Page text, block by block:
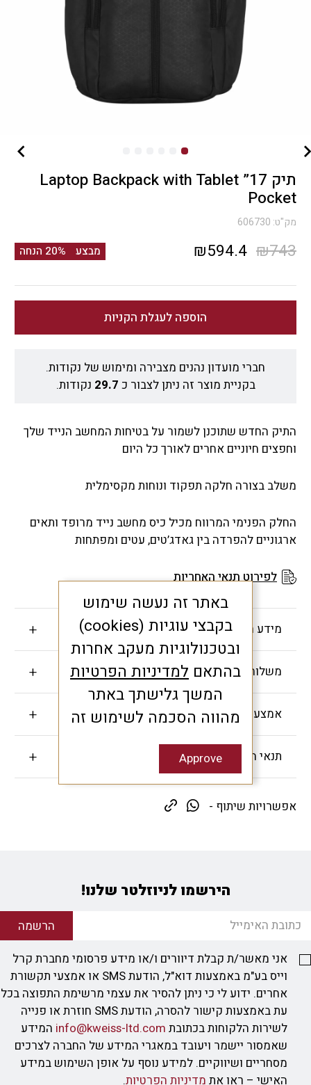
תיק 17” Laptop Backpack with Tablet
Pocket
מק"ט: 606730
₪743
המחיר
היה:
₪594.4
הוא:
₪594.4.
מבצע 20% הנחה
הוספה לעגלת הקניות
חברי מועדון נהנים מצבירה ומימוש של נקודות.
בקניית מוצר זה ניתן לצבור כ 29.7 נקודות.
התיק החדש שתוכנן לשמור על בטיחות המחשב הנייד שלך
וחפצים חיוניים אחרים לאורך כל היום
משלב בצורה חלקה תפקוד ונוחות מקסימלית
החלק הפנימי המרווח מכיל כיס מחשב נייד מרופד ותאים
ארגוניים להפרדה בין גאדג’טים, עטים ומפתחות
לפירוט תנאי האחריות
מידע חשוב
משלוחים והחזרות
אמצעי תשלום
תנאי האחריות
אפשרויות שיתוף -
הירשמו לניוזלטר שלנו!
הרשמה
אני מאשר/ת קבלת דיוורים ו/או מידע פרסומי מחברת קרל
וייס בע"מ באמצעות דוא"ל, הודעת SMS או אמצעי תקשורת
אחרים. ידוע לי כי ניתן להסיר את עצמי מרשימת התפוצה בכל
עת באמצעות קישור להסרה, הודעת SMS חוזרת או פנייה
לשירות הלקוחות בכתובת info@kweiss-ltd.com המידע
שאמסור יישמר ויעובד במאגרי המידע של החברה לצרכים
מסחריים ושיווקיים. למידע נוסף על אופן השימוש במידע
האישי – ראו את מדיניות הפרטיות.
באתר זה נעשה שימוש
בקבצי עוגיות (cookies)
ובטכנולוגיות מעקב אחרות
בהתאם למדיניות הפרטיות
המשך גלישתך באתר
מהווה הסכמה לשימוש זה
Approve